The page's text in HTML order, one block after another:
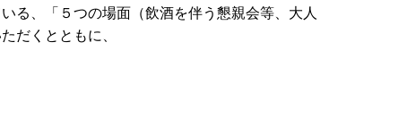
る、「５つの場面（飲酒を伴う懇親会等、大人
だくとともに、